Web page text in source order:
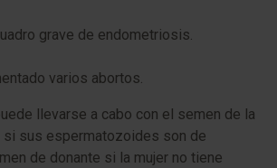
grave de endometriosis.
varios abortos.
llevarse a cabo con el semen de la
si sus espermatozoides son de
de donante si la mujer no tiene